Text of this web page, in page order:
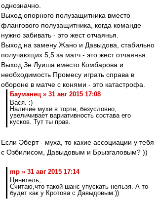
однозначно.
Выход опорного полузащитника вместо
флангового полузащитника, когда команде
нужно забивать - это жест отчаянья.
Выход на замену Жано и Давыдова, стабильно
получающих 5,5 за матч - это жест отчаянья.
Выход Зе Луиша вместо Комбарова и
необходимость Промесу играть справа в
обороне в матче с конями - это катастрофа.
Бауманец » 31 авг 2015 17:08
Вася. :)
Наличие мухи в торте, безусловно,
увеличивает вариативность состава его
кусков. Тут ты прав.
Если Эберт - муха, то какие ассоциации у тебя
с Озбилисом, Давыдовым и Брызгаловым? ))
mp » 31 авг 2015 17:14
Ценитель,
Считаю,что такой шанс упускать нельзя. А то
будет как у Кротова с Давыдовым:))